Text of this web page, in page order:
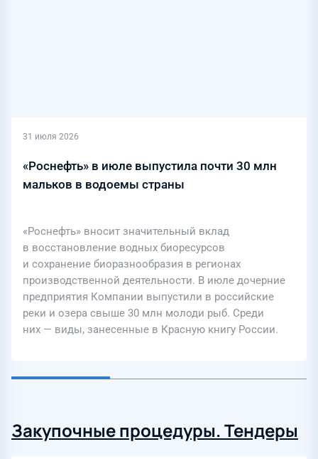
31 июля 2026
«Роснефть» в июле выпустила почти 30 млн
мальков в водоемы страны
«Роснефть» вносит значительный вклад
в восстановление водных биоресурсов
и сохранение биоразнообразия в регионах
производственной деятельности. В июле дочерние
предприятия Компании выпустили в российские
реки и озера свыше 30 млн молоди рыб. Среди
них — виды, занесенные в Красную книгу России.
Закупочные процедуры. Тендеры